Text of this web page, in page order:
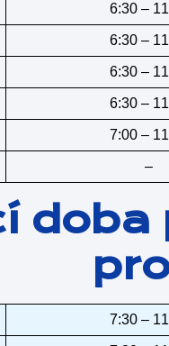
6:30 –
6:30 –
6:30 –
6:30 –
7:00 –
–
7:30 –